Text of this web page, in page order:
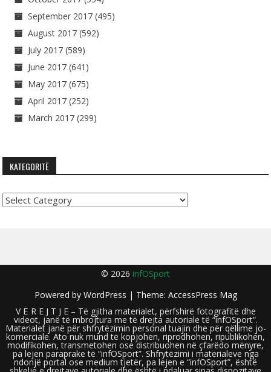
September 2017 (495)
August 2017 (592)
July 2017 (589)
June 2017 (641)
May 2017 (675)
April 2017 (252)
March 2017 (299)
KATEGORITË
Kategoritë
© 2026 infOSport
Powered by WordPress | Theme: AccessPress Mag
V Ë R E J T J E – Të gjitha materialet, përfshirë fotografitë dhe
videot, janë të mbrojtura me të drejta autoriale të “infOSport”.
Materialet janë për shfrytëzimin personal tuajin dhe për qëllime jo-
komerciale. Ato nuk mund të kopjohen, riprodhohen, ripublikohen,
modifikohen, transmetohen ose distribuohen në çfarëdo mënyre,
pa lejen paraprake të “infOSport”. Shfrytëzimi i materialeve nga
ndonjë portal ose medium tjetër, pa lejen e “infOSport”, është